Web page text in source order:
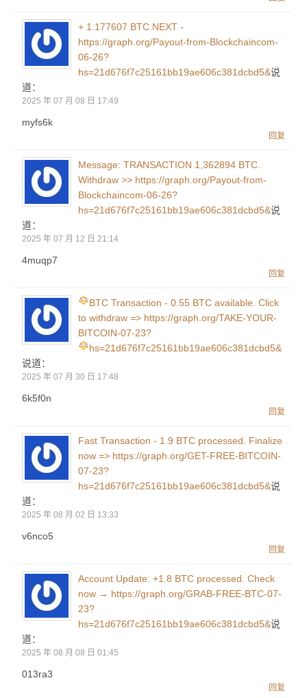
+ 1.177607 BTC.NEXT -
https://graph.org/Payout-from-Blockchaincom-
06-26?
hs=21d676f7c25161bb19ae606c381dcbd5&说
道：
2025 年 07 月 08 日 17:49
myfs6k
回复
Message: TRANSACTION 1,362894 BTC.
Withdraw >> https://graph.org/Payout-from-
Blockchaincom-06-26?
hs=21d676f7c25161bb19ae606c381dcbd5&说
道：
2025 年 07 月 12 日 21:14
4muqp7
回复
BTC Transaction - 0.55 BTC available. Click
to withdraw => https://graph.org/TAKE-YOUR-
BITCOIN-07-23?
hs=21d676f7c25161bb19ae606c381dcbd5&
说道：
2025 年 07 月 30 日 17:48
6k5f0n
回复
Fast Transaction - 1.9 BTC processed. Finalize
now => https://graph.org/GET-FREE-BITCOIN-
07-23?
hs=21d676f7c25161bb19ae606c381dcbd5&说
道：
2025 年 08 月 02 日 13:33
v6nco5
回复
Account Update: +1.8 BTC processed. Check
now → https://graph.org/GRAB-FREE-BTC-07-
23?
hs=21d676f7c25161bb19ae606c381dcbd5&说
道：
2025 年 08 月 08 日 01:45
013ra3
回复